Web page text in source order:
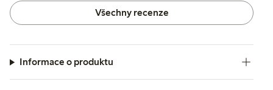
Všechny recenze
Informace o produktu